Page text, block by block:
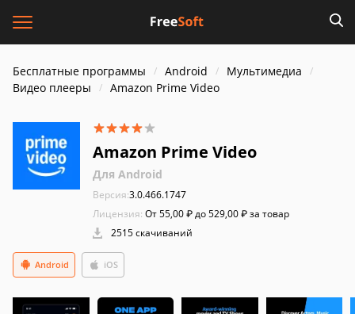
Бесплатные программы Android
Мультимедиа
Видео плееры
Amazon Prime Video
Amazon Prime Video
Для Android
Версия:3.0.466.1747
Лицензия: От 55,00 ₽ до 529,00 ₽ за товар
2515 скачиваний
Android iOS